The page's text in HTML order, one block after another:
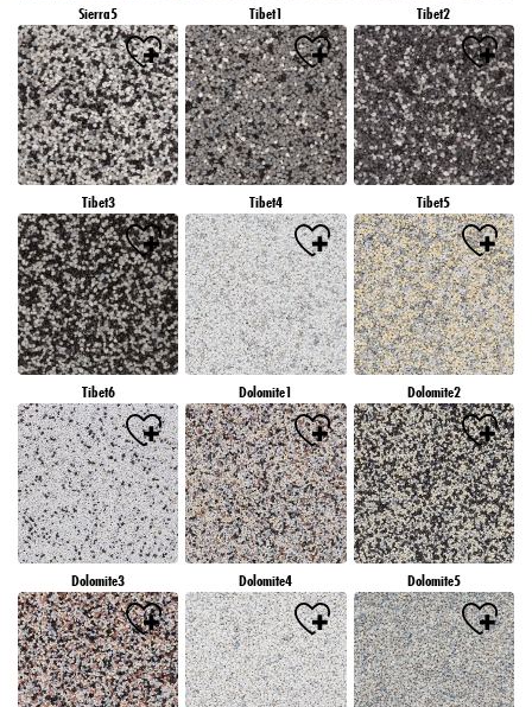
Sierra5 Tibet1 Tibet2
Tibet3 Tibet4 Tibet5
Tibet6 Dolomite1 Dolomite2
Dolomite3 Dolomite4 Dolomite5